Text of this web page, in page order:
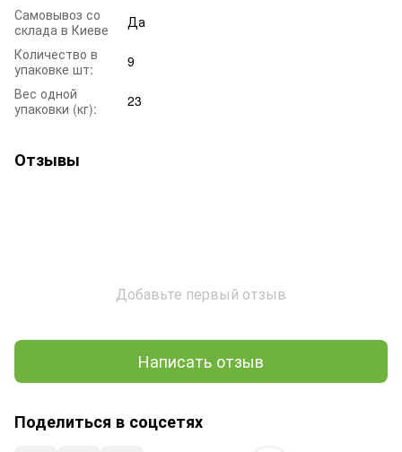
Самовывоз со
склада в Киеве
Да
Количество в
упаковке шт:
9
Вес одной
упаковки (кг):
23
Отзывы
Добавьте первый отзыв
Написать отзыв
Поделиться в соцсетях